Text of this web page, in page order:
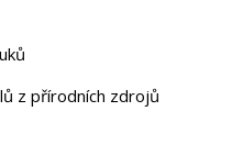
z přírodních zdrojů